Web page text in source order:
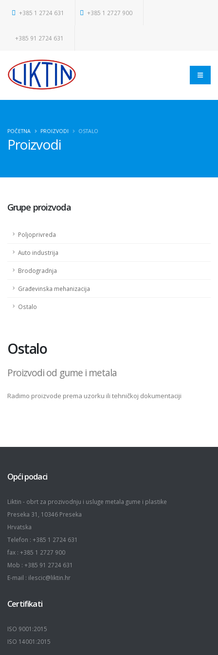
+385 1 2724 631 +385 1 2727 900
+385 91 2724 631
Proizvodi
POČETNA PROIZVODI OSTALO
Grupe proizvoda
Poljoprivreda
Auto industrija
Brodogradnja
Građevinska mehanizacija
Ostalo
Ostalo
Proizvodi od gume i metala
Radimo proizvode prema uzorku ili tehničkoj dokumentaciji
Opći podaci
Liktin - obrt za prozivodnju i usluge metala gume i plastike
Preseka 31, 10346 Preseka
Hrvatska
Telefon : +385 1 2724 631
fax : +385 1 2727 900
Mob : +385 91 2724 631
E-mail : ilescic@liktin.hr
Certifikati
ISO 9001:2015
ISO 14001:2015